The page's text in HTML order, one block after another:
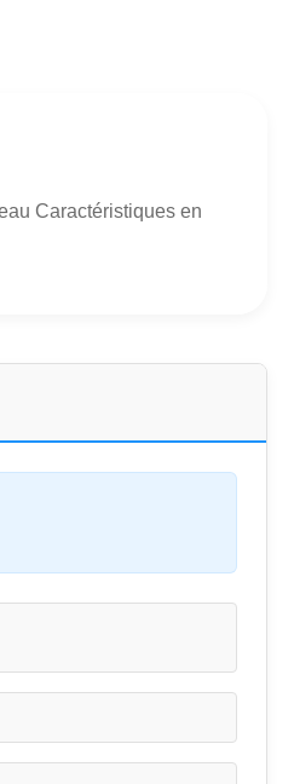
Caractéristiques en